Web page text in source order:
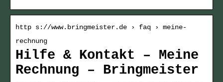
http s://www.bringmeister.de › faq › meine-
rechnung
Hilfe & Kontakt – Meine
Rechnung – Bringmeister